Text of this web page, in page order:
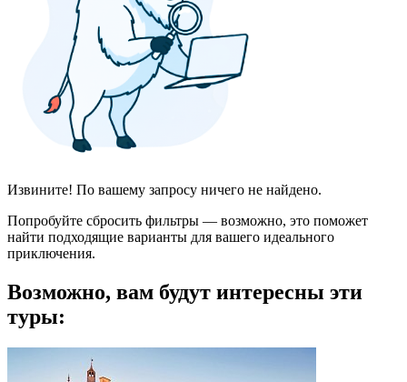
Извините! По вашему запросу ничего не найдено.
Попробуйте сбросить фильтры — возможно, это поможет
найти подходящие варианты для вашего идеального
приключения.
Возможно, вам будут интересны эти
туры: